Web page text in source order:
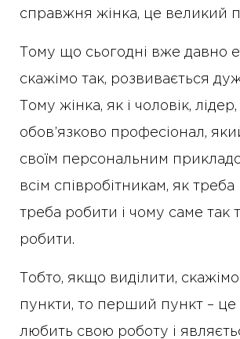
справжня жінка, це великий
Тому що сьогодні вже давно
скажімо так, розвивається
Тому жінка, як і чоловік,
обов’язково професіонал,
своїм персональним
всім співробітникам, як
треба робити і чому саме так
робити.
Тобто, якщо виділити, скажімо
пункти, то перший пункт – це
любить свою роботу і